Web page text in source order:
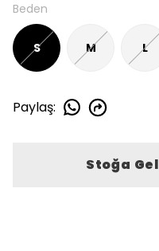
Beden
S M L
Paylaş:
Stoğa